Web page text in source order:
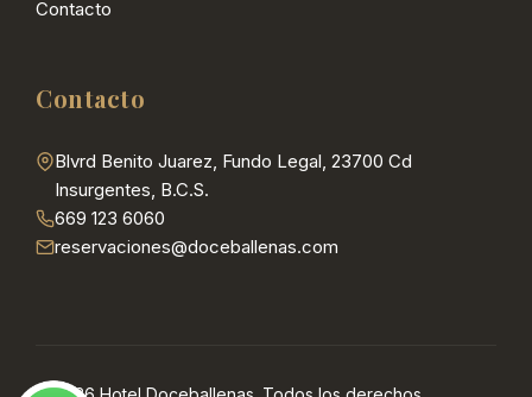
Contacto
Contacto
Blvrd Benito Juarez, Fundo Legal, 23700 Cd
Insurgentes, B.C.S.
669 123 6060
reservaciones@doceballenas.com